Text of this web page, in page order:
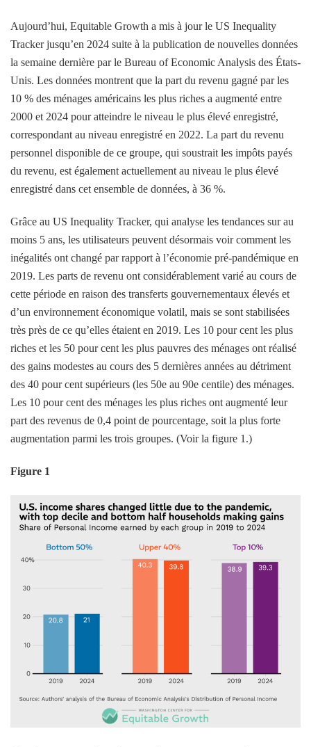
Aujourd’hui, Equitable Growth a mis à jour le US Inequality
Tracker jusqu’en 2024 suite à la publication de nouvelles données
la semaine dernière par le Bureau of Economic Analysis des États-
Unis. Les données montrent que la part du revenu gagné par les
10 % des ménages américains les plus riches a augmenté entre
2000 et 2024 pour atteindre le niveau le plus élevé enregistré,
correspondant au niveau enregistré en 2022. La part du revenu
personnel disponible de ce groupe, qui soustrait les impôts payés
du revenu, est également actuellement au niveau le plus élevé
enregistré dans cet ensemble de données, à 36 %.
Grâce au US Inequality Tracker, qui analyse les tendances sur au
moins 5 ans, les utilisateurs peuvent désormais voir comment les
inégalités ont changé par rapport à l’économie pré-pandémique en
2019. Les parts de revenu ont considérablement varié au cours de
cette période en raison des transferts gouvernementaux élevés et
d’un environnement économique volatil, mais se sont stabilisées
très près de ce qu’elles étaient en 2019. Les 10 pour cent les plus
riches et les 50 pour cent les plus pauvres des ménages ont réalisé
des gains modestes au cours des 5 dernières années au détriment
des 40 pour cent supérieurs (les 50e au 90e centile) des ménages.
Les 10 pour cent des ménages les plus riches ont augmenté leur
part des revenus de 0,4 point de pourcentage, soit la plus forte
augmentation parmi les trois groupes. (Voir la figure 1.)
Figure 1